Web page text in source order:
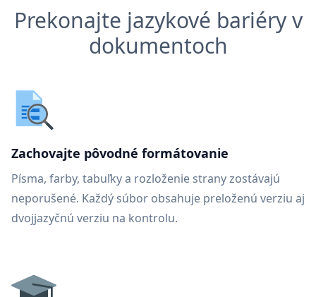
Prekonajte jazykové bariéry v
dokumentoch
Zachovajte pôvodné formátovanie
Písma, farby, tabuľky a rozloženie strany zostávajú
neporušené. Každý súbor obsahuje preloženú verziu aj
dvojjazyčnú verziu na kontrolu.